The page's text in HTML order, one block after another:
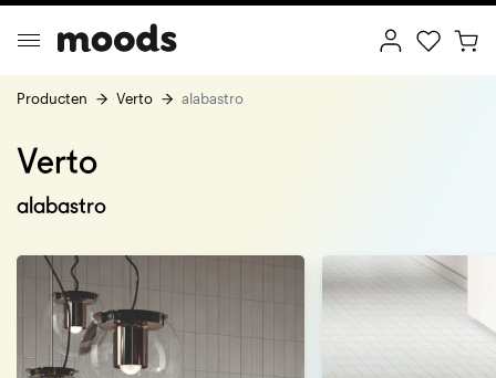
Minimalism
Producten Verto alabastro
Verto
alabastro